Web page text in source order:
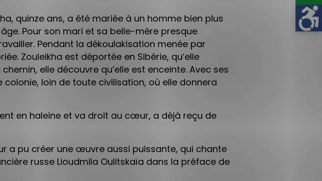
quinze ans, a été mariée à un homme bien plus
Pour son mari et sa belle-mère presque
Pendant la dékoulakisation menée par
Zouleikha est déportée en Sibérie, qu’elle
elle découvre qu’elle est enceinte. Avec ses
colonie, loin de toute civilisation, où elle donnera
en haleine et va droit au cœur, a déjà reçu de
a pu créer une œuvre aussi puissante, qui chante
russe Lioudmila Oulitskaïa dans la préface de